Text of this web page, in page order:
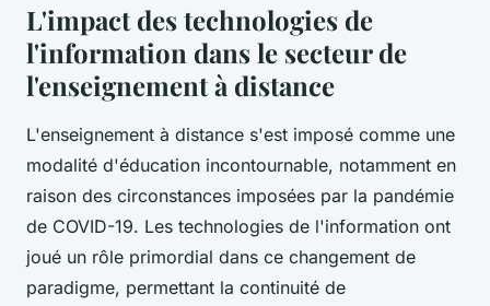
L'impact des technologies de
l'information dans le secteur de
l'enseignement à distance
L'enseignement à distance s'est imposé comme une
modalité d'éducation incontournable, notamment en
raison des circonstances imposées par la pandémie
de COVID-19. Les technologies de l'information ont
joué un rôle primordial dans ce changement de
paradigme, permettant la continuité de